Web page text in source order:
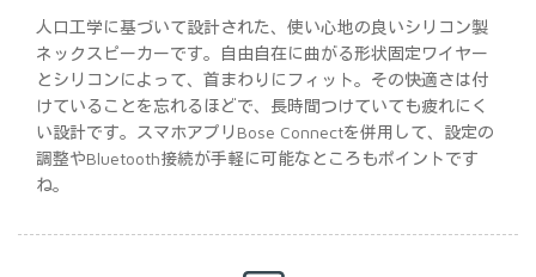
人口工学に基づいて設計された、使い心地の良いシリコン製
ネックスピーカーです。自由自在に曲がる形状固定ワイヤー
とシリコンによって、首まわりにフィット。その快適さは付
けていることを忘れるほどで、長時間つけていても疲れにく
い設計です。スマホアプリBose Connectを併用して、設定の
調整やBluetooth接続が手軽に可能なところもポイントです
ね。